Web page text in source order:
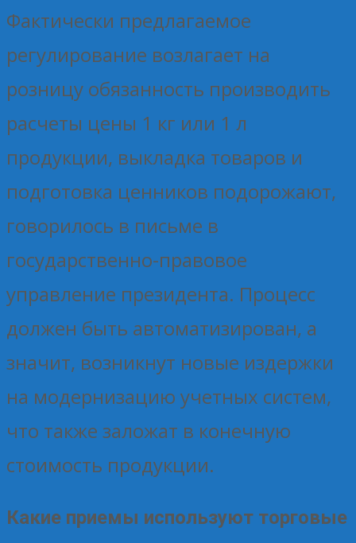
Фактически предлагаемое
регулирование возлагает на
розницу обязанность производить
расчеты цены 1 кг или 1 л
продукции, выкладка товаров и
подготовка ценников подорожают,
говорилось в письме в
государственно-правовое
управление президента. Процесс
должен быть автоматизирован, а
значит, возникнут новые издержки
на модернизацию учетных систем,
что также заложат в конечную
стоимость продукции.
Какие приемы используют торговые